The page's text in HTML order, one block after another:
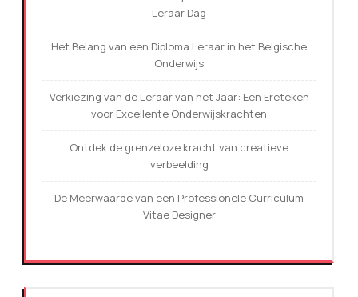
Leraar Dag
Het Belang van een Diploma Leraar in het Belgische
Onderwijs
Verkiezing van de Leraar van het Jaar: Een Ereteken
voor Excellente Onderwijskrachten
Ontdek de grenzeloze kracht van creatieve
verbeelding
De Meerwaarde van een Professionele Curriculum
Vitae Designer